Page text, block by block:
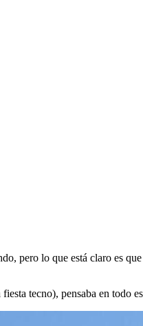
pero lo que está claro es
tecno), pensaba en todo